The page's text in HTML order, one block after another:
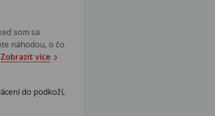
som sa
náhodou, o čo
Zobrazit více
do podkoží,